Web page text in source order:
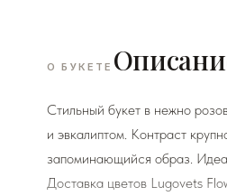
О БУКЕТЕ
Стильный букет в нежно
и эвкалиптом. Контраст
запоминающийся образ.
Доставка цветов Lugovets